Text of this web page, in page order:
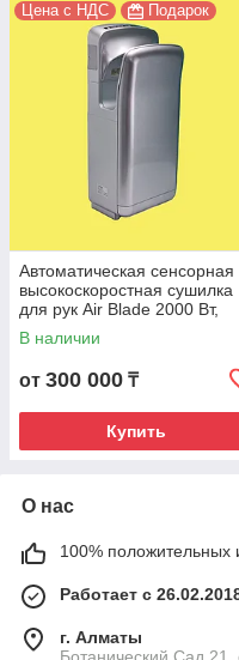
Цена с НДС Подарок
Автоматическая сенсорная
высокоскоростная сушилка
для рук Air Blade 2000 Вт,
серый цвет. MD-G
В наличии
от 300 000 ₸
Купить
О нас
100% положительных
Работает с
г. Алматы